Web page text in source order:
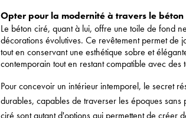
Opter pour la modernité à travers le béton
Le béton ciré, quant à lui, offre une toile de fond
décorations évolutives. Ce revêtement permet de
tout en conservant une esthétique sobre et
contemporain tout en restant compatible avec des
Pour concevoir un intérieur intemporel, le secret
durables, capables de traverser les époques
ciré sont autant d'options qui permettent de créer